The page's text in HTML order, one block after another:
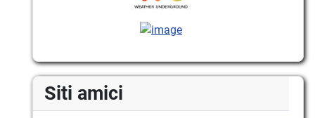
Siti amici